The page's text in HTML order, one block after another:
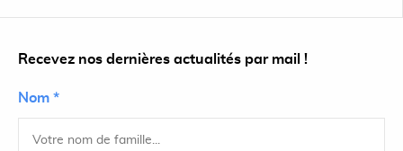
Recevez nos dernières actualités par mail !
Nom *